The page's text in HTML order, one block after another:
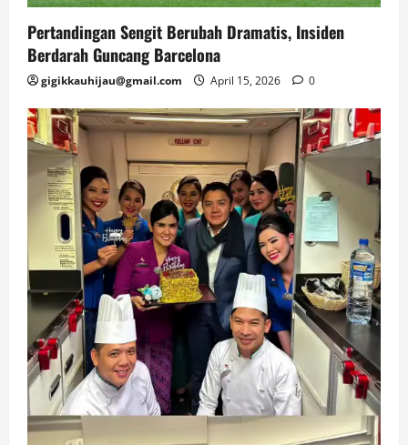
Pertandingan Sengit Berubah Dramatis, Insiden
Berdarah Guncang Barcelona
gigikkauhijau@gmail.com April 15, 2026 0